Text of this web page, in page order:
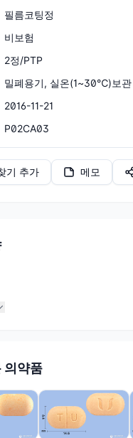
필름코팅정
비보험
2정/PTP
밀폐용기, 실온(1~30℃)보관
2016-11-21
P02CA03
기 추가 메모
의약품